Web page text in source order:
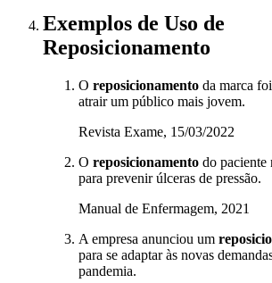
Exemplos de Uso de
Reposicionamento
O reposicionamento da marca
atrair um público mais jovem.
Revista Exame, 15/03/2022
O reposicionamento do paciente
para prevenir úlceras de pressão.
Manual de Enfermagem, 2021
A empresa anunciou um
para se adaptar às novas
pandemia.